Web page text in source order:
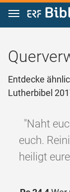
Zum Inhalt springen
Entdecke
Lutherbibel
"Naht
euch.
heiligt